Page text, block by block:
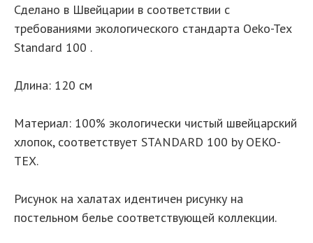
Сделано в Швейцарии в соответствии с
требованиями экологического стандарта Oeko-Tex
Standard 100 .
Длина: 120 см
Материал: 100% экологически чистый швейцарский
хлопок, соответствует STANDARD 100 by OEKO-
TEX.
Рисунок на халатах идентичен рисунку на
постельном белье соответствующей коллекции.